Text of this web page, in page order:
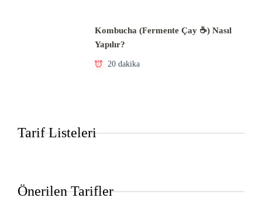
Kombucha (Fermente Çay ☕) Nasıl
Yapılır?
20 dakika
Tarif Listeleri
Önerilen Tarifler